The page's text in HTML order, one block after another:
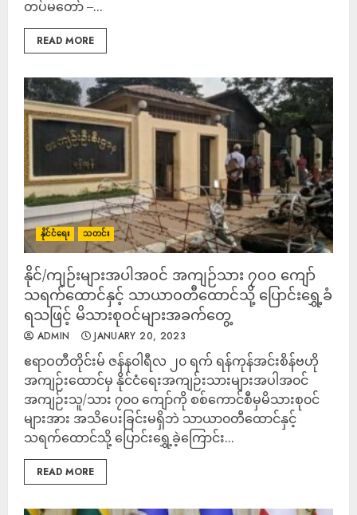
တပ်မတော် –...
READ MORE
နိုင်ငံရေး သတင်း
နိုင်/ကျဉ်းများအပါအ၀င် အကျဉ်သား ၇၀၀ ကျော်
သရက်ထောင်နှင့် သာယာ၀တီထောင်သို့ ပြောင်းရွှေ့ခံ
ရသဖြင့် မိသားစုဝင်များအခက်တွေ့
ADMIN JANUARY 20, 2023
ဧရာဝတီတိုင်းမ် ဇန်နဝါရီလ ၂၀ ရက် ရန်ကုန်အင်းစိန်ဗဟို
အကျဉ်းထောင်မှ နိုင်ငံရေးအကျဉ်းသားများအပါအ၀င်
အကျဉ်းသူ/သား ၇၀၀ ကျော်ကို စစ်ကောင်စီမှမိသားစု၀င်
များအား အသိပေးခြင်းမရှိဘဲ သာယာ၀တီထောင်နှင့်
သရက်ထောင်သို့ ပြောင်းရွှေ့ခဲ့ကြောင်း...
READ MORE